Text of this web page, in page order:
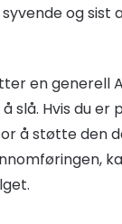
og sist
en generell
slå. Hvis du
å støtte den